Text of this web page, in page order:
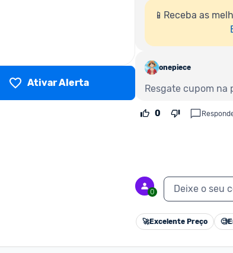
Ativar Alerta
📱Receba as
onepiece
Resgate cupom na
0
0 Deixe o seu
🚀Excelente Preço 🧐